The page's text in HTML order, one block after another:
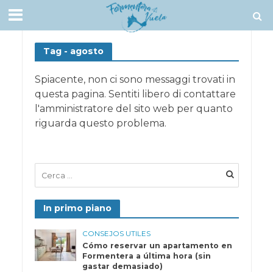
Tag - agosto
Spiacente, non ci sono messaggi trovati in
questa pagina. Sentiti libero di contattare
l'amministratore del sito web per quanto
riguarda questo problema.
In primo piano
CONSEJOS UTILES
Cómo reservar un apartamento en
Formentera a última hora (sin
gastar demasiado)